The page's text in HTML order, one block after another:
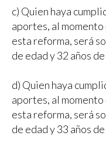
c) Quien haya
aportes, al
esta reforma, será
de edad y 32 años
d) Quien haya
aportes, al
esta reforma, será
de edad y 33 años